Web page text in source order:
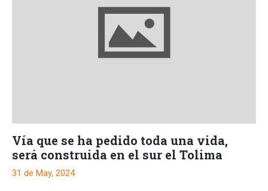
Vía que se ha pedido toda una vida,
será construida en el sur el Tolima
31 de May, 2024